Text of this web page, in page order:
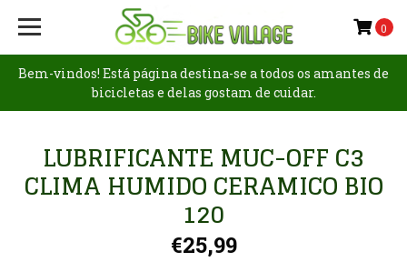
Bem-vindos! Está página destina-se a todos os amantes de
bicicletas e delas gostam de cuidar.
0
LUBRIFICANTE MUC-OFF C3
CLIMA HUMIDO CERAMICO BIO
120
€25,99